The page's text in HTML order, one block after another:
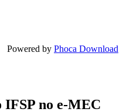
Powered by Phoca Download
IFSP no e-MEC